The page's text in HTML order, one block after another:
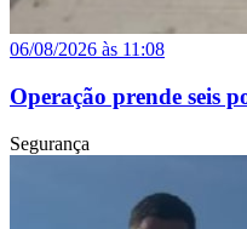
06/08/2026 às 11:08
Operação prende seis
Segurança